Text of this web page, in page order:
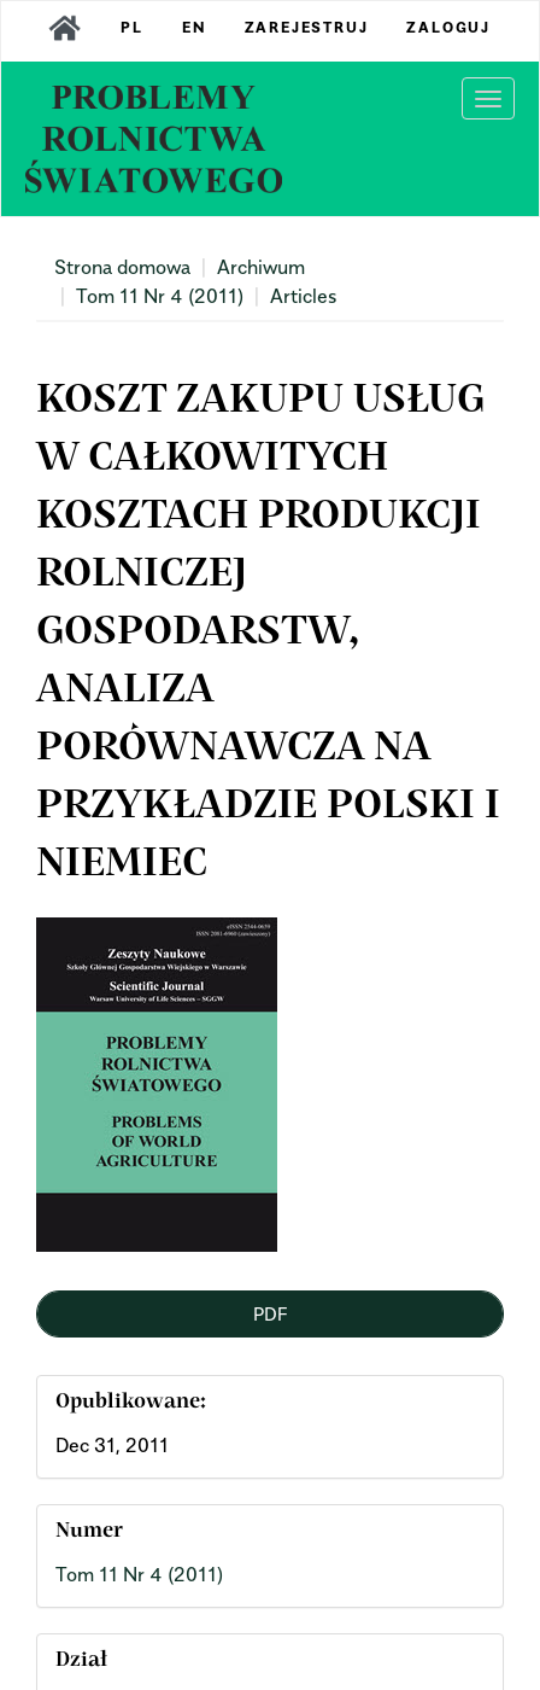
Main
Navigation
Content
Sidebar
PL EN ZAREJESTRUJ ZALOGUJ
Strona domowa
Archiwum
Tom 11 Nr 4 (2011)
Articles
KOSZT ZAKUPU USŁUG
W CAŁKOWITYCH
KOSZTACH PRODUKCJI
ROLNICZEJ
GOSPODARSTW,
ANALIZA
PORÓWNAWCZA NA
PRZYKŁADZIE POLSKI I
NIEMIEC
Article
Sidebar
PDF
Opublikowane:
Dec 31, 2011
Numer
Tom 11 Nr 4 (2011)
Dział